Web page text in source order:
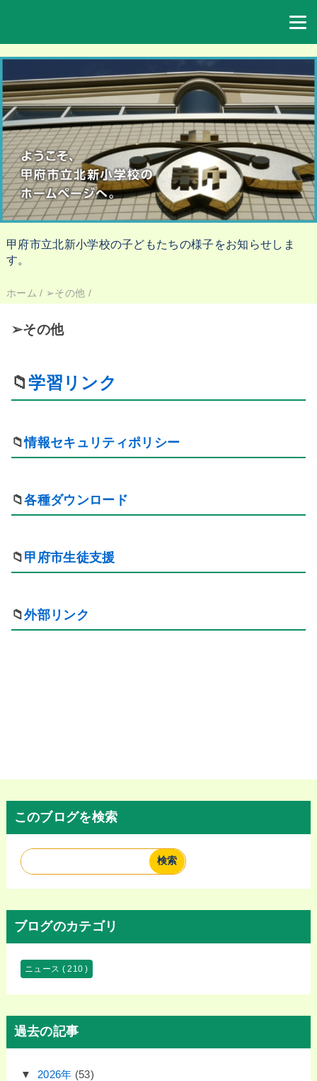
甲府市立北新小学校の子どもたちの様子をお知らせしま
す。
ホーム / ➢その他 /
➢その他
📁学習リンク
📁情報セキュリティポリシー
📁各種ダウンロード
📁 甲府市生徒支援
📁外部リンク
このブログを検索
ブログのカテゴリ
ニュース ( 210 )
過去の記事
▼ 2026年 (53)